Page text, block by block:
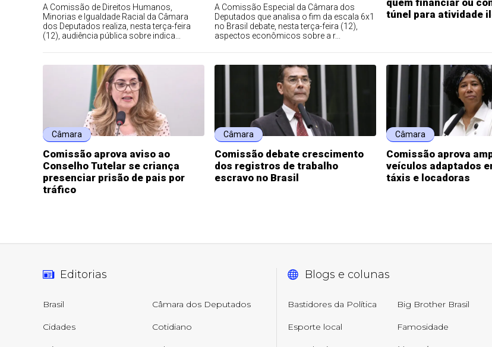
A Comissão de Direitos Humanos,
Minorias e Igualdade Racial da Câmara
dos Deputados realiza, nesta terça-feira
(12), audiência pública sobre indica...
A Comissão Especial da Câmara dos
Deputados que analisa o fim da escala 6x1
no Brasil debate, nesta terça-feira (12),
aspectos econômicos sobre a r...
quem financiar ou
túnel para atividade
Câmara
Comissão aprova aviso ao
Conselho Tutelar se criança
presenciar prisão de pais por
tráfico
Câmara
Comissão debate crescimento
dos registros de trabalho
escravo no Brasil
Câmara
Comissão aprova
veículos adaptados
táxis e locadoras
Editorias
Brasil Câmara dos Deputados
Cidades Cotidiano
Blogs e colunas
Bastidores da Política Big Brother Brasil
Esporte local Famosidade